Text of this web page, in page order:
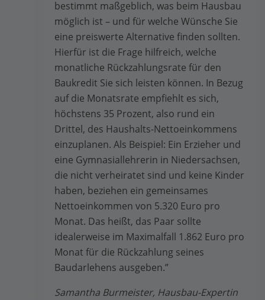
bestimmt maßgeblich, was beim Hausbau
möglich ist – und für welche Wünsche Sie
eine preiswerte Alternative finden sollten.
Hierfür ist die Frage hilfreich, welche
monatliche Rückzahlungsrate für den
Baukredit Sie sich leisten können. In Bezug
auf die Monatsrate empfiehlt es sich,
höchstens 35 Prozent, also rund ein
Drittel, des Haushalts-Nettoeinkommens
einzuplanen. Als Beispiel: Ein Erzieher und
eine Gymnasiallehrerin in Niedersachsen,
die nicht verheiratet sind und keine Kinder
haben, beziehen ein gemeinsames
Nettoeinkommen von 5.320 Euro pro
Monat. Das heißt, das Paar sollte
idealerweise im Maximalfall 1.862 Euro pro
Monat für die Rückzahlung seines
Baudarlehens ausgeben.”
Samantha Burmeister, Hausbau-Expertin